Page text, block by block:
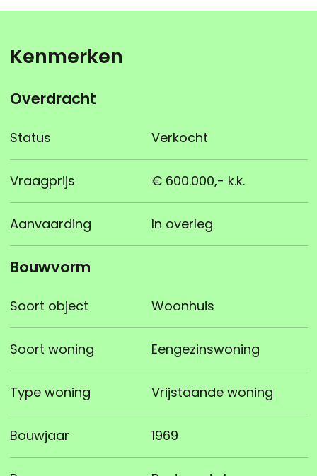
Kenmerken
Overdracht
Status Verkocht
Vraagprijs € 600.000,- k.k.
Aanvaarding In overleg
Bouwvorm
Soort object Woonhuis
Soort woning Eengezinswoning
Type woning Vrijstaande woning
Bouwjaar 1969